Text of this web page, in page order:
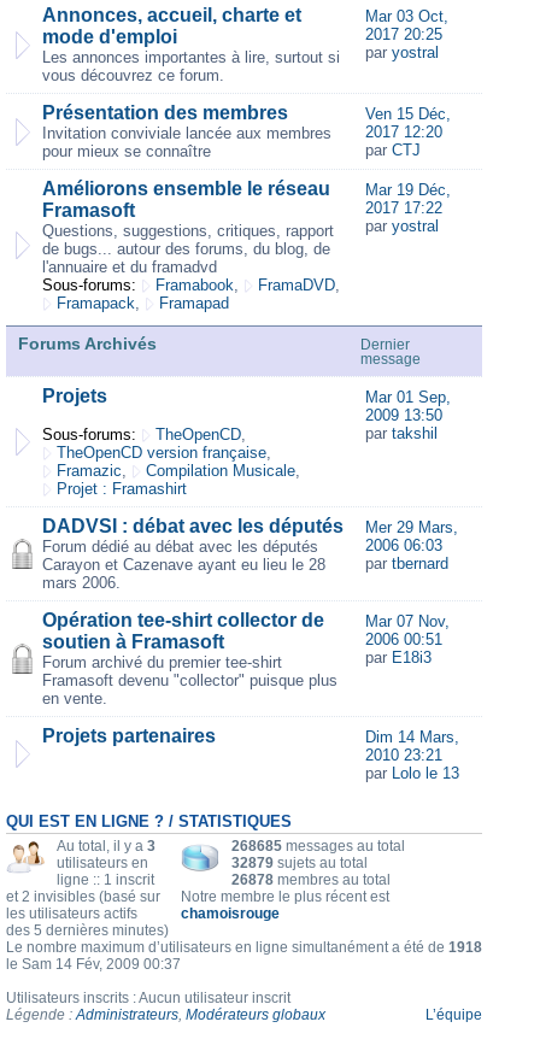
Annonces, accueil, charte et
mode d'emploi
Les annonces importantes à lire, surtout si
vous découvrez ce forum.
Mar 03 Oct,
2017 20:25
par yostral
Présentation des membres
Invitation conviviale lancée aux membres
pour mieux se connaître
Ven 15 Déc,
2017 12:20
par CTJ
Améliorons ensemble le réseau
Framasoft
Questions, suggestions, critiques, rapport
de bugs... autour des forums, du blog, de
l'annuaire et du framadvd
Sous-forums:
Framabook, FramaDVD,
Framapack, Framapad
Mar 19 Déc,
2017 17:22
par yostral
Forums Archivés
Dernier
message
Projets
Sous-forums: TheOpenCD,
TheOpenCD version française,
Framazic, Compilation Musicale,
Projet : Framashirt
Mar 01 Sep,
2009 13:50
par takshil
DADVSI : débat avec les députés
Forum dédié au débat avec les députés
Carayon et Cazenave ayant eu lieu le 28
mars 2006.
Mer 29 Mars,
2006 06:03
par tbernard
Opération tee-shirt collector de
soutien à Framasoft
Forum archivé du premier tee-shirt
Framasoft devenu "collector" puisque plus
en vente.
Mar 07 Nov,
2006 00:51
par E18i3
Projets partenaires
Dim 14 Mars,
2010 23:21
par Lolo le 13
QUI EST EN LIGNE ? / STATISTIQUES
268685 messages au total
32879 sujets au total
26878 membres au total
Notre membre le plus récent est
chamoisrouge
Au total, il y a 3
utilisateurs en
ligne :: 1 inscrit
et 2 invisibles (basé sur
les utilisateurs actifs
des 5 dernières minutes)
Le nombre maximum d’utilisateurs en ligne simultanément a été de 1918
le Sam 14 Fév, 2009 00:37
Utilisateurs inscrits : Aucun utilisateur inscrit
Légende :Administrateurs, Modérateurs globaux L’équipe